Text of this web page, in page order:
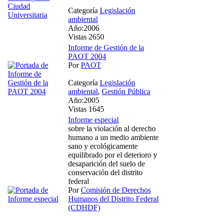
Categoría Legislación
ambiental
Año:2006
Vistas 2650
Informe de Gestión de la
PAOT 2004
PorPAOT
Categoría Legislación
ambiental, Gestión Pública
Año:2005
Vistas 1645
Informe especial
sobre la violación al derecho
humano a un medio ambiente
sano y ecológicamente
equilibrado por el deterioro y
desaparición del suelo de
conservación del distrito
federal
PorComisión de Derechos
Humanos del Distrito Federal
(CDHDF)